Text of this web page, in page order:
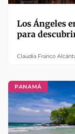
Los Ángeles
para
Claudia Franco
PANAMÁ